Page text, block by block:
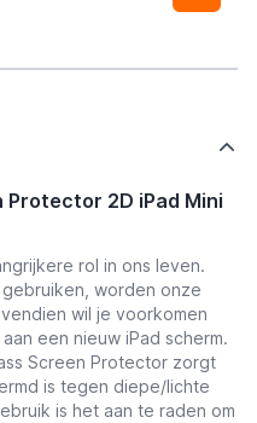
2D iPad Mini
rol in ons leven.
worden onze
wil je voorkomen
een nieuw iPad scherm.
Screen Protector zorgt
is tegen diepe/lichte
is het aan te raden om